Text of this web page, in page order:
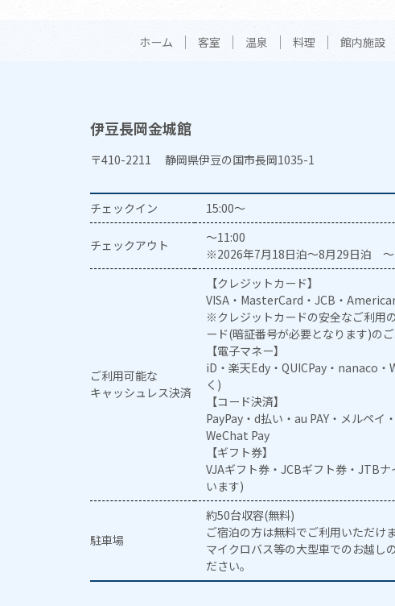
ホーム 客室 温泉 料理 館内施設
伊豆長岡金城館
〒410-2211 静岡県伊豆の国市長岡1035-1
チェックイン 15:00～
チェックアウト
～11:00
※2026年7月18日泊～8月29日泊 ～
ご利用可能な
キャッシュレス決済
【クレジットカード】
VISA・MasterCard・JCB・
※クレジットカードの安全なご利用
ード(暗証番号が必要となります)の
【電子マネー】
iD・楽天Edy・QUICPay・nanaco・
く)
【コード決済】
PayPay・d払い・au PAY・メルペイ
WeChat Pay
【ギフト券】
VJAギフト券・JCBギフト券・JTB
います)
駐車場
約50台収容(無料)
ご宿泊の方は無料でご利用いただけま
マイクロバス等の大型車でのお越し
ださい。